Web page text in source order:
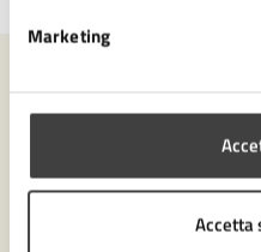
Marketing
Accetta